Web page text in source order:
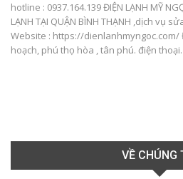
hotline : 0937.164.139 ĐIỆN LẠNH MỸ
LẠNH TẠI QUẬN BÌNH THẠNH ,dịch vụ
Website : https://dienlanhmyngoc.com/
hoạch, phú thọ hòa , tân phú. điện
VỀ CHÚNG